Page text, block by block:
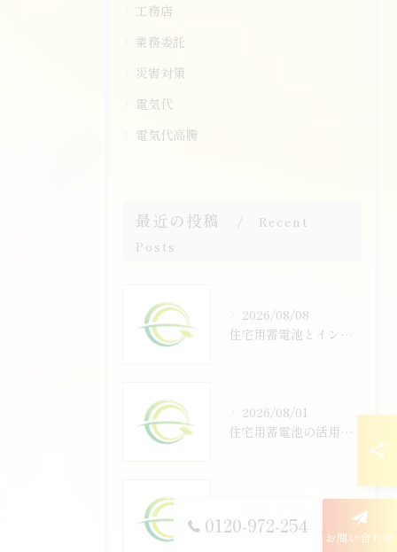
工務店
業務委託
災害対策
電気代
電気代高騰
最近の投稿
Recent
Posts
2026/08/08
住宅用蓄電池とインタラクション活用で埼玉県さいたま市桜区の補助金制度を徹底比較
2026/08/01
住宅用蓄電池の活用事例で電気代節約と災害対策を両立する最新実践ガイド
0120-972-254 お問い合わせ